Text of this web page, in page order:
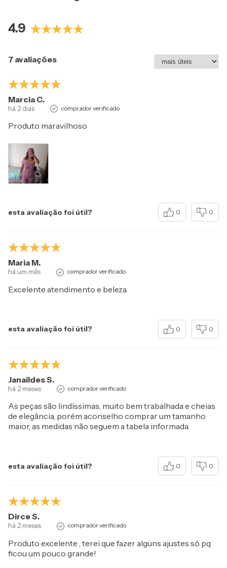
4.9
7 avaliações
Marcia C.
há 2 dias comprador verificado
Produto maravilhoso
esta avaliação foi útil? 0 0
Maria M.
há um mês comprador verificado
Excelente atendimento e beleza.
esta avaliação foi útil? 0 0
Janaildes S.
há 2 meses comprador verificado
As peças são lindíssimas, muito bem trabalhada e cheias
de elegância, porém aconselho comprar um tamanho
maior, as medidas não seguem a tabela informada.
esta avaliação foi útil? 0 0
Dirce S.
há 2 meses comprador verificado
Produto excelente , terei que fazer alguns ajustes só pq
ficou um pouco grande!